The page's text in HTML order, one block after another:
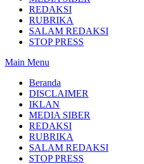
REDAKSI
RUBRIKA
SALAM REDAKSI
STOP PRESS
Main Menu
Beranda
DISCLAIMER
IKLAN
MEDIA SIBER
REDAKSI
RUBRIKA
SALAM REDAKSI
STOP PRESS